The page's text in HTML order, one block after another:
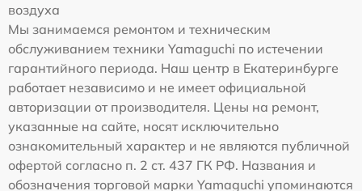
воздуха
Мы занимаемся ремонтом и техническим
обслуживанием техники Yamaguchi по истечении
гарантийного периода. Наш центр в Екатеринбурге
работает независимо и не имеет официальной
авторизации от производителя. Цены на ремонт,
указанные на сайте, носят исключительно
ознакомительный характер и не являются публичной
офертой согласно п. 2 ст. 437 ГК РФ. Названия и
обозначения торговой марки Yamaguchi упоминаются